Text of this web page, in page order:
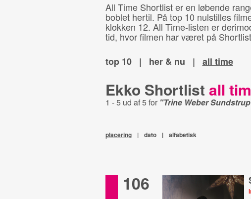
All Time Shortlist er en løbende
boblet hertil. På top 10 nulstilles
klokken 12. All Time-listen er
tid, hvor filmen har været på
top 10
| her & nu | all time
Ekko Shortlist all
1 - 5 ud af 5 for "Trine Weber
placering | dato | alfabetisk
106